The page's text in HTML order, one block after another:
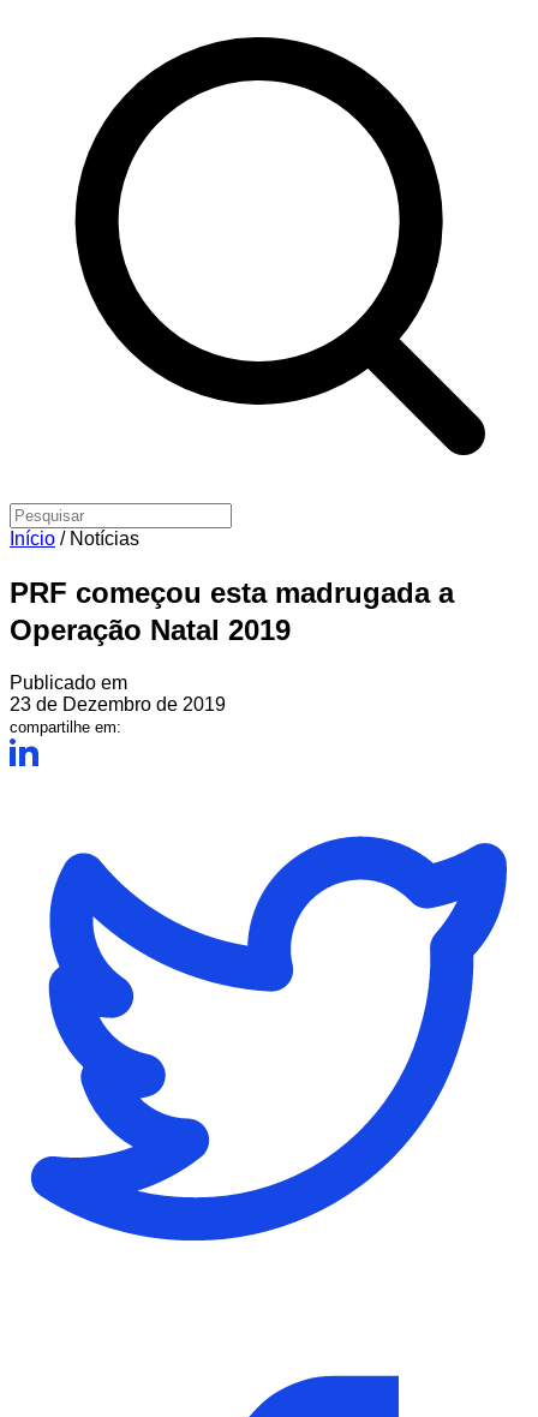
Início / Notícias
PRF começou esta madrugada a
Operação Natal 2019
Publicado em
23 de Dezembro de 2019
compartilhe em: